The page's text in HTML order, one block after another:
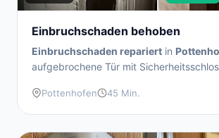
Einbruchschaden behoben
Einbruchschaden repariert in
aufgebrochene Tür mit
Pottenhofen 45 Min.